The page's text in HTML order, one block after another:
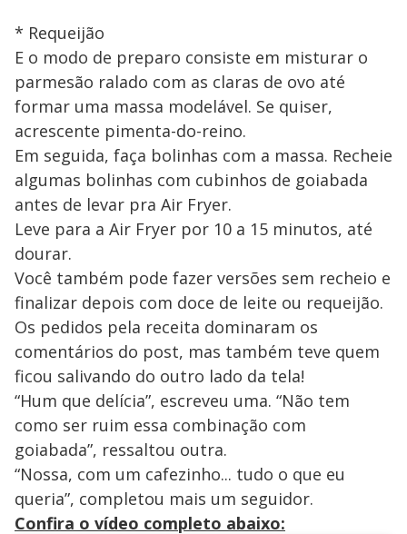
* Requeijão
E o modo de preparo consiste em misturar o
parmesão ralado com as claras de ovo até
formar uma massa modelável. Se quiser,
acrescente pimenta-do-reino.
Em seguida, faça bolinhas com a massa. Recheie
algumas bolinhas com cubinhos de goiabada
antes de levar pra Air Fryer.
Leve para a Air Fryer por 10 a 15 minutos, até
dourar.
Você também pode fazer versões sem recheio e
finalizar depois com doce de leite ou requeijão.
Os pedidos pela receita dominaram os
comentários do post, mas também teve quem
ficou salivando do outro lado da tela!
“Hum que delícia”, escreveu uma. “Não tem
como ser ruim essa combinação com
goiabada”, ressaltou outra.
“Nossa, com um cafezinho... tudo o que eu
queria”, completou mais um seguidor.
Confira o vídeo completo abaixo: